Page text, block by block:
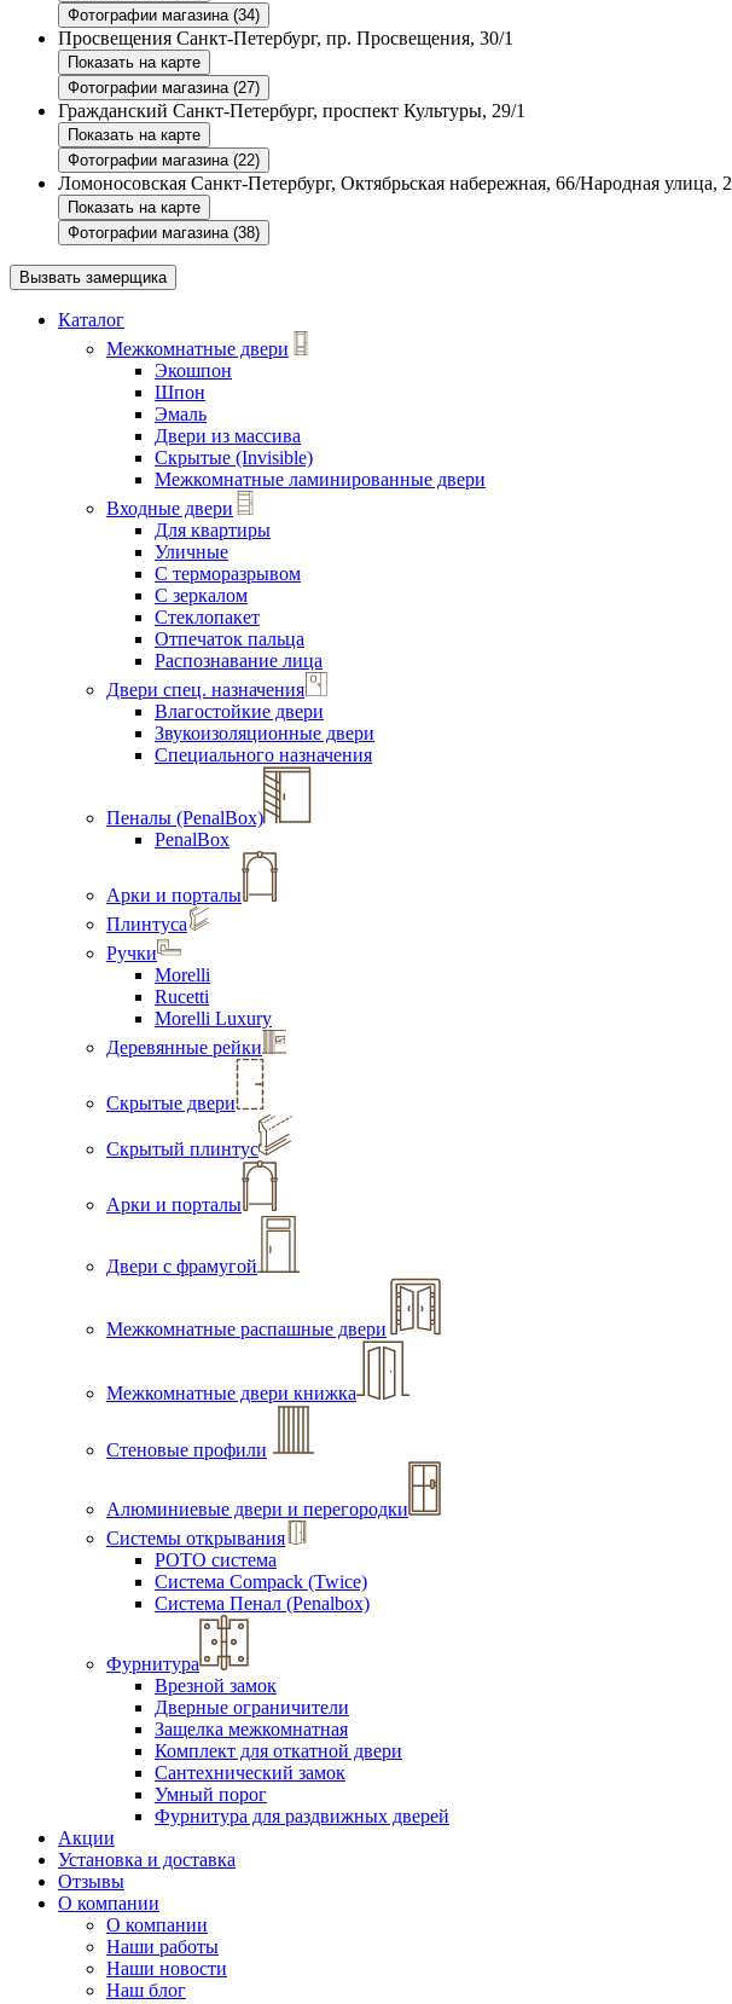
Фотографии магазина (34)
Просвещения Санкт-Петербург, пр. Просвещения, 30/1
Показать на карте
Фотографии магазина (27)
Гражданский Санкт-Петербург, проспект Культуры, 29/1
Показать на карте
Фотографии магазина (22)
Ломоносовская Санкт-Петербург, Октябрьская набережная, 66/Народная улица, 2
Показать на карте
Фотографии магазина (38)
Вызвать замерщика
Каталог
Межкомнатные двери
Экошпон
Шпон
Эмаль
Двери из массива
Скрытые (Invisible)
Межкомнатные ламинированные двери
Входные двери
Для квартиры
Уличные
С терморазрывом
С зеркалом
Стеклопакет
Отпечаток пальца
Распознавание лица
Двери спец. назначения
Влагостойкие двери
Звукоизоляционные двери
Специального назначения
Пеналы (PenalBox)
PenalBox
Арки и порталы
Плинтуса
Ручки
Morelli
Rucetti
Morelli Luxury
Деревянные рейки
Скрытые двери
Скрытый плинтус
Арки и порталы
Двери с фрамугой
Межкомнатные распашные двери
Межкомнатные двери книжка
Стеновые профили
Алюминиевые двери и перегородки
Системы открывания
РОТО система
Система Compack (Twice)
Система Пенал (Penalbox)
Фурнитура
Врезной замок
Дверные ограничители
Защелка межкомнатная
Комплект для откатной двери
Сантехнический замок
Умный порог
Фурнитура для раздвижных дверей
Акции
Установка и доставка
Отзывы
О компании
О компании
Наши работы
Наши новости
Наш блог